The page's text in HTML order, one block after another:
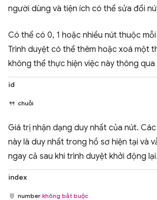
người dùng và tiện ích có thể sửa đổi
Có thể có 0, 1 hoặc nhiều nút thuộc
Trình duyệt có thể thêm hoặc xoá một
không thể thực hiện việc này thông qua
id
chuỗi
Giá trị nhận dạng duy nhất của nút.
này là duy nhất trong hồ sơ hiện tại và
ngay cả sau khi trình duyệt khởi động lại.
index
number không bắt buộc